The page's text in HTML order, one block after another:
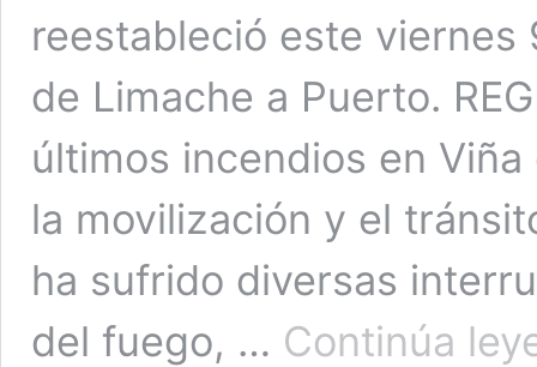
reestableció este
de Limache a Puerto.
últimos incendios en
la movilización y el
ha sufrido diversas
del fuego, … Continúa